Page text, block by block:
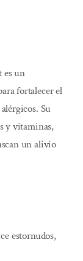
es un
fortalecer el
Su
y vitaminas,
un alivio
estornudos,